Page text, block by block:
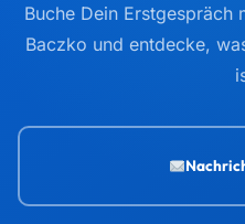
Buche Dein
Baczko und entdecke,